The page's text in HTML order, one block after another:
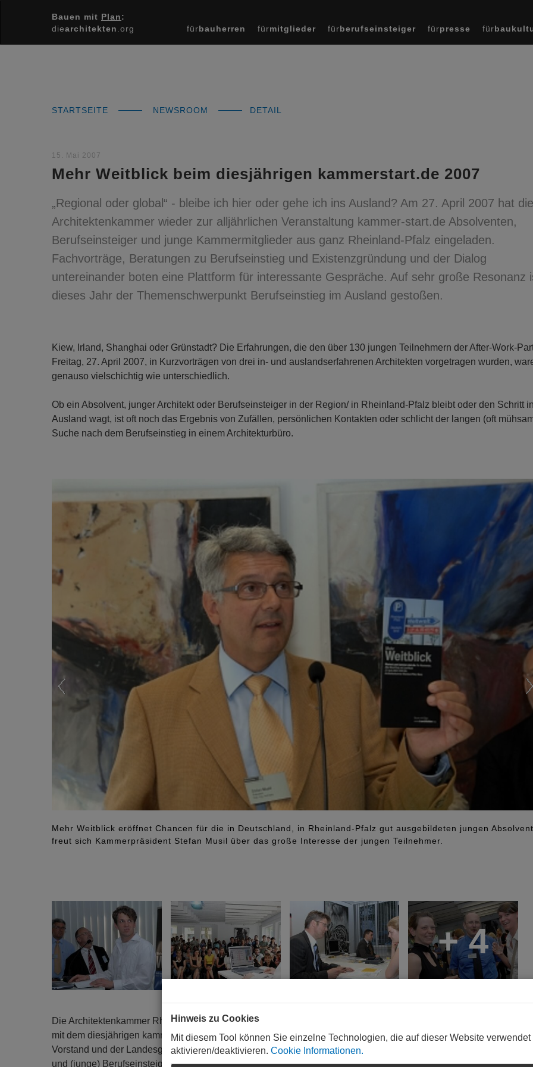
Bauen mit Plan:
diearchitekten .org fürbauherren fürmitglieder fürberufseinsteiger fürpresse für
STARTSEITE NEWSROOM DETAIL
15. Mai 2007
Mehr Weitblick beim diesjährigen kammerstart.de 2007
„Regional oder global“ - bleibe ich hier oder gehe ich ins Ausland? Am 27. April 2007 hat die
Architektenkammer wieder zur alljährlichen Veranstaltung kammer-start.de Absolventen,
Berufseinsteiger und junge Kammermitglieder aus ganz Rheinland-Pfalz eingeladen.
Fachvorträge, Beratungen zu Berufseinstieg und Existenzgründung und der Dialog
untereinander boten eine Plattform für interessante Gespräche. Auf sehr große Resonanz
dieses Jahr der Themenschwerpunkt Berufseinstieg im Ausland gestoßen.
Kiew, Irland, Shanghai oder Grünstadt? Die Erfahrungen, die den über 130 jungen Teilnehmern der After-Work-
Freitag, 27. April 2007, in Kurzvorträgen von drei in- und auslandserfahrenen Architekten vorgetragen wurden,
genauso vielschichtig wie unterschiedlich.
Ob ein Absolvent, junger Architekt oder Berufseinsteiger in der Region/ in Rheinland-Pfalz bleibt oder den Schritt
Ausland wagt, ist oft noch das Ergebnis von Zufällen, persönlichen Kontakten oder schlicht der langen (oft
Suche nach dem Berufseinstieg in einem Architekturbüro.
Mehr Weitblick eröffnet Chancen für die in Deutschland, in Rheinland-Pfalz gut ausgebildeten jungen
freut sich Kammerpräsident Stefan Musil über das große Interesse der jungen Teilnehmer.
+ 4
Die Architektenkammer Rheinland-Pfalz hat bei Guinness, Brezeln, irischer Live- Musik und jeder Menge
mit dem diesjährigen kammer-start.de zum Dialog eingeladen. Vorträge und Gespräche mit erfahrenen
Vorstand und der Landesgeschäftsstelle haben Anregungen zu Fragen geben können die sich immer mehr
und (junge) Berufseinsteiger stellen, wenn das Studium erst einmal geschafft ist.
Hinweis zu Cookies
Mit diesem Tool können Sie einzelne Technologien, die auf dieser Website verwendet
aktivieren/deaktivieren. Cookie Informationen.